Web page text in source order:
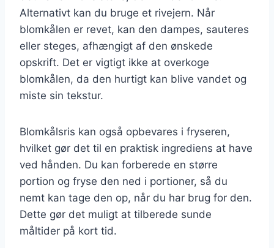
Alternativt kan du bruge et rivejern. Når
blomkålen er revet, kan den dampes, sauteres
eller steges, afhængigt af den ønskede
opskrift. Det er vigtigt ikke at overkoge
blomkålen, da den hurtigt kan blive vandet og
miste sin tekstur.
Blomkålsris kan også opbevares i fryseren,
hvilket gør det til en praktisk ingrediens at have
ved hånden. Du kan forberede en større
portion og fryse den ned i portioner, så du
nemt kan tage den op, når du har brug for den.
Dette gør det muligt at tilberede sunde
måltider på kort tid.